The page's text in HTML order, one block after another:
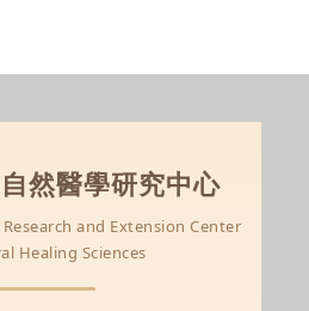
然醫學研究中心
and Extension Center
Healing Sciences